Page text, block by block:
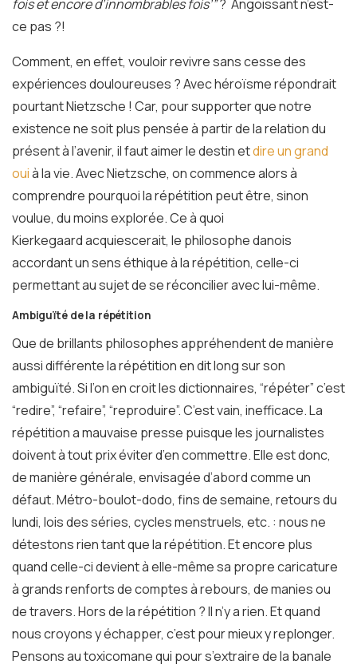
fois et encore d’innombrables fois’”? Angoissant n’est-
ce pas ?!
Comment, en effet, vouloir revivre sans cesse des
expériences douloureuses ? Avec héroïsme répondrait
pourtant Nietzsche ! Car, pour supporter que notre
existence ne soit plus pensée à partir de la relation du
présent à l’avenir, il faut aimer le destin etdire un grand
ouià la vie. Avec Nietzsche, on commence alors à
comprendre pourquoi la répétition peut être, sinon
voulue, du moins explorée. Ce à quoi
Kierkegaard acquiescerait, le philosophe danois
accordant un sens éthique à la répétition, celle-ci
permettant au sujet de se réconcilier avec lui-même.
Ambiguïté de la répétition
Que de brillants philosophes appréhendent de manière
aussi différente la répétition en dit long sur son
ambiguïté. Si l’on en croit les dictionnaires, “répéter” c’est
“redire”, “refaire”, “reproduire”. C’est vain, inefficace. La
répétition a mauvaise presse puisque les journalistes
doivent à tout prix éviter d’en commettre. Elle est donc,
de manière générale, envisagée d’abord comme un
défaut. Métro-boulot-dodo, fins de semaine, retours du
lundi, lois des séries, cycles menstruels, etc. : nous ne
détestons rien tant que la répétition. Et encore plus
quand celle-ci devient à elle-même sa propre caricature
à grands renforts de comptes à rebours, de manies ou
de travers. Hors de la répétition ? Il n’y a rien. Et quand
nous croyons y échapper, c’est pour mieux y replonger.
Pensons au toxicomane qui pour s’extraire de la banale